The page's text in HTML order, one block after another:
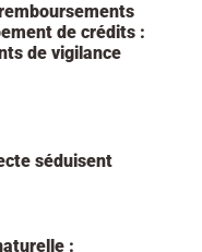
de crédits :
de vigilance
séduisent
: